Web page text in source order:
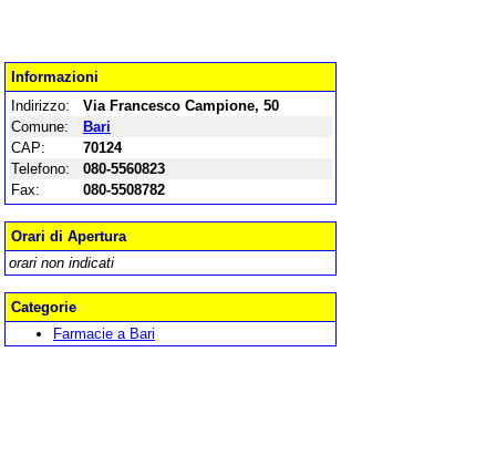
Informazioni
Indirizzo:
Via Francesco Campione, 50
Comune:
Bari
CAP:
70124
Telefono:
080-5560823
Fax:
080-5508782
Orari di Apertura
orari non indicati
Categorie
Farmacie a Bari